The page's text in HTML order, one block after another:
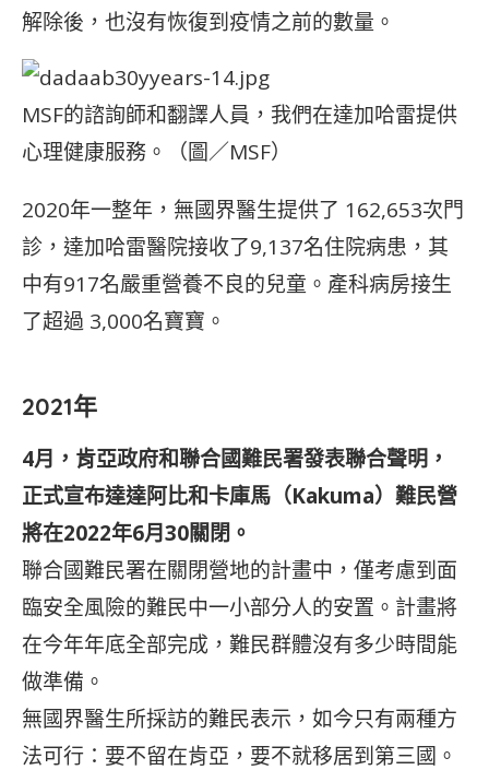
解除後，也沒有恢復到疫情之前的數量。
MSF的諮詢師和翻譯人員，我們在達加哈雷提供
心理健康服務。（圖／MSF）
2020年一整年，無國界醫生提供了 162,653次門
診，達加哈雷醫院接收了9,137名住院病患，其
中有917名嚴重營養不良的兒童。產科病房接生
了超過 3,000名寶寶。
2021年
4月，肯亞政府和聯合國難民署發表聯合聲明，
正式宣布達達阿比和卡庫馬（Kakuma）難民營
將在2022年6月30關閉。
聯合國難民署在關閉營地的計畫中，僅考慮到面
臨安全風險的難民中一小部分人的安置。計畫將
在今年年底全部完成，難民群體沒有多少時間能
做準備。
無國界醫生所採訪的難民表示，如今只有兩種方
法可行：要不留在肯亞，要不就移居到第三國。